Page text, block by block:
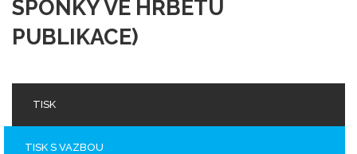
SPONKY VE HŘBETU
PUBLIKACE)
TISK
TISK S VAZBOU